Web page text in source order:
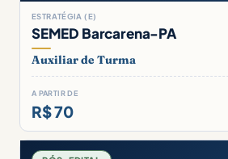
ESTRATÉGIA (E)
SEMED Barcarena-PA
Auxiliar de Turma
A PARTIR DE
R$ 70